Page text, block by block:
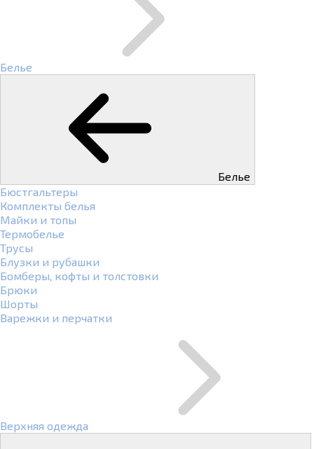
Белье
Белье
Бюстгальтеры
Комплекты белья
Майки и топы
Термобелье
Трусы
Блузки и рубашки
Бомберы, кофты и толстовки
Брюки
Шорты
Варежки и перчатки
Верхняя одежда